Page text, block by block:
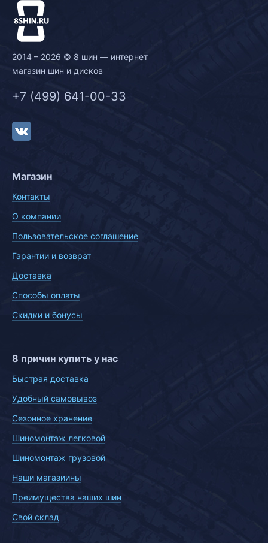
2014 – 2026 © 8 шин — интернет
магазин шин и дисков
+7 (499) 641-00-33
Магазин
Контакты
О компании
Пользовательское соглашение
Гарантии и возврат
Доставка
Способы оплаты
Скидки и бонусы
8 причин купить у нас
Быстрая доставка
Удобный самовывоз
Сезонное хранение
Шиномонтаж легковой
Шиномонтаж грузовой
Наши магазиины
Преимущества наших шин
Свой склад